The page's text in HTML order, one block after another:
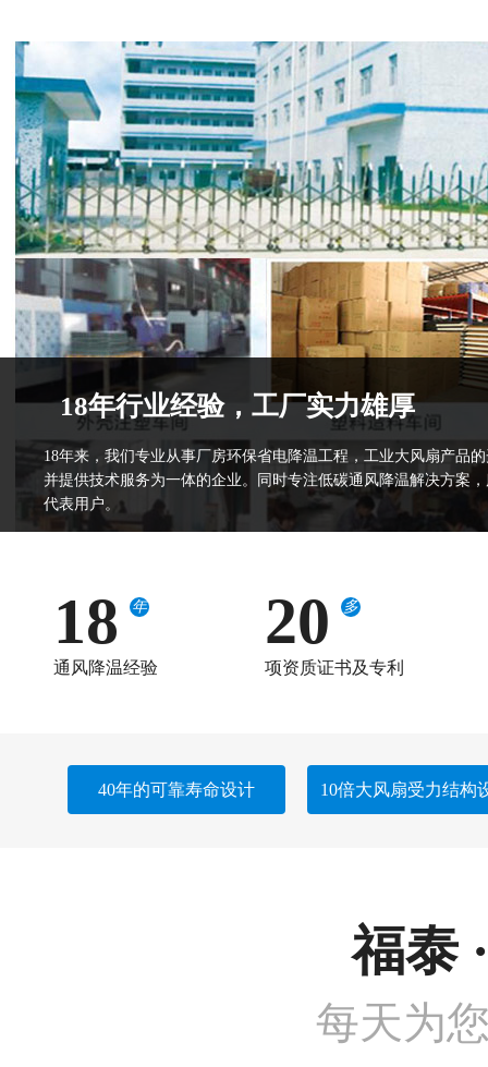
18年行业经验，工厂实力雄厚
18年来，我们专业从事厂房环保省电降温工程，工业大风扇产品
并提供技术服务为一体的企业。同时专注低碳通风降温解决方案
代表用户。
18 年
通风降温经验
20 多
项资质证书及专利
40年的可靠寿命设计 10倍大风扇受力结构
福泰
每天为